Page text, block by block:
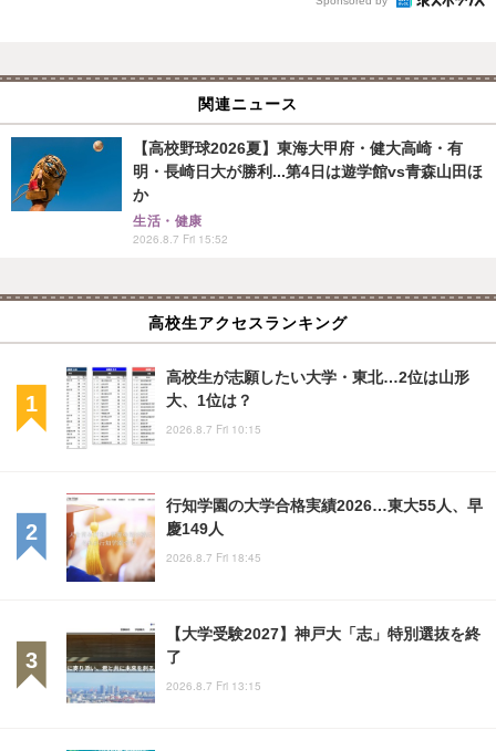
関連ニュース
【高校野球2026夏】東海大甲府・健大高崎・有
明・長崎日大が勝利...第4日は遊学館vs青森山田ほ
か
生活・健康
2026.8.7 Fri 15:52
高校生アクセスランキング
高校生が志願したい大学・東北…2位は山形
大、1位は？
2026.8.7 Fri 10:15
行知学園の大学合格実績2026…東大55人、早
慶149人
2026.8.7 Fri 18:45
【大学受験2027】神戸大「志」特別選抜を終
了
2026.8.7 Fri 13:15